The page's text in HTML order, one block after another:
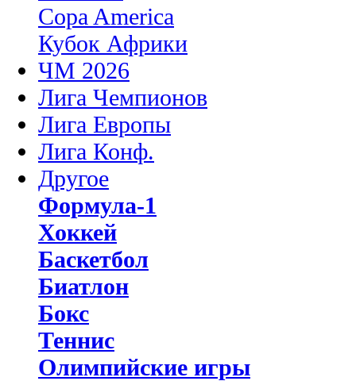
Copa America
Кубок Африки
ЧМ 2026
Лига Чемпионов
Лига Европы
Лига Конф.
Другое
Формула-1
Хоккей
Баскетбол
Биатлон
Бокс
Теннис
Олимпийские игры